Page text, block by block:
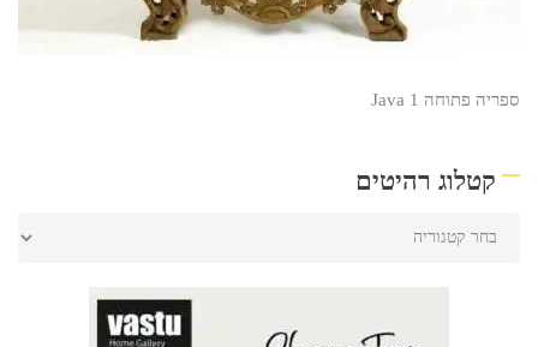
ספריה פתוחה Java 1
קטלוג רהיטים